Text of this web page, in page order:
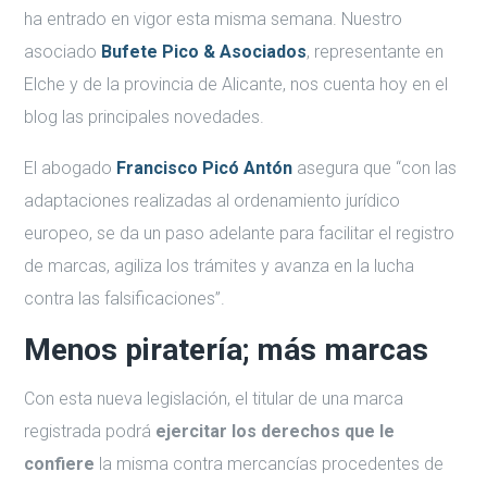
ha entrado en vigor esta misma semana. Nuestro
asociado Bufete Pico & Asociados, representante en
Elche y de la provincia de Alicante, nos cuenta hoy en el
blog las principales novedades.
El abogado Francisco Picó Antón asegura que “con las
adaptaciones realizadas al ordenamiento jurídico
europeo, se da un paso adelante para facilitar el registro
de marcas, agiliza los trámites y avanza en la lucha
contra las falsificaciones”.
Menos piratería; más marcas
Con esta nueva legislación, el titular de una marca
registrada podrá ejercitar los derechos que le
confiere la misma contra mercancías procedentes de